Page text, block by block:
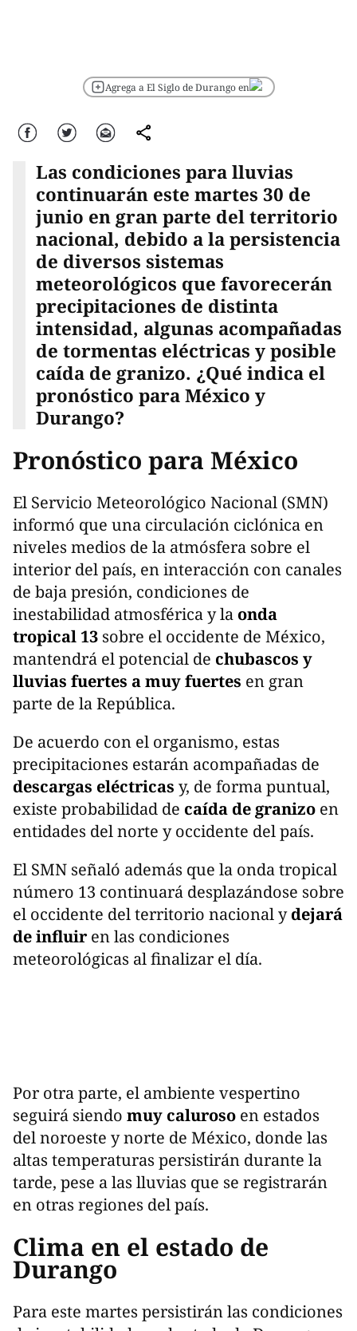
Agrega a El Siglo de Durango en
Facebook Twitter Correo comparte
Las condiciones para lluvias
continuarán este martes 30 de
junio en gran parte del territorio
nacional, debido a la persistencia
de diversos sistemas
meteorológicos que favorecerán
precipitaciones de distinta
intensidad, algunas acompañadas
de tormentas eléctricas y posible
caída de granizo. ¿Qué indica el
pronóstico para México y
Durango?
Pronóstico para México
El Servicio Meteorológico Nacional (SMN)
informó que una circulación ciclónica en
niveles medios de la atmósfera sobre el
interior del país, en interacción con canales
de baja presión, condiciones de
inestabilidad atmosférica y la onda
tropical 13 sobre el occidente de México,
mantendrá el potencial de chubascos y
lluvias fuertes a muy fuertes en gran
parte de la República.
De acuerdo con el organismo, estas
precipitaciones estarán acompañadas de
descargas eléctricas y, de forma puntual,
existe probabilidad de caída de granizo en
entidades del norte y occidente del país.
El SMN señaló además que la onda tropical
número 13 continuará desplazándose sobre
el occidente del territorio nacional ydejará
de influiren las condiciones
meteorológicas al finalizar el día.
Por otra parte, el ambiente vespertino
seguirá siendo muy caluroso en estados
del noroeste y norte de México, donde las
altas temperaturas persistirán durante la
tarde, pese a las lluvias que se registrarán
en otras regiones del país.
Clima en el estado de
Durango
Para este martes persistirán las condiciones